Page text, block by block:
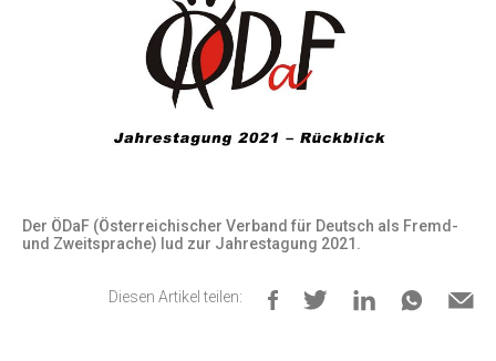
Der ÖDaF (Österreichischer Verband für Deutsch als Fremd-
und Zweitsprache) lud zur Jahrestagung 2021.
Diesen Artikel teilen: